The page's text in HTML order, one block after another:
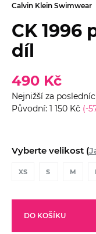
Calvin Klein Swimwear
CK 1996
díl
490 Kč
Nejnižší za
Původní: 1 150 Kč (-
Vyberte velikost (
XS S M
DO KOŠÍKU